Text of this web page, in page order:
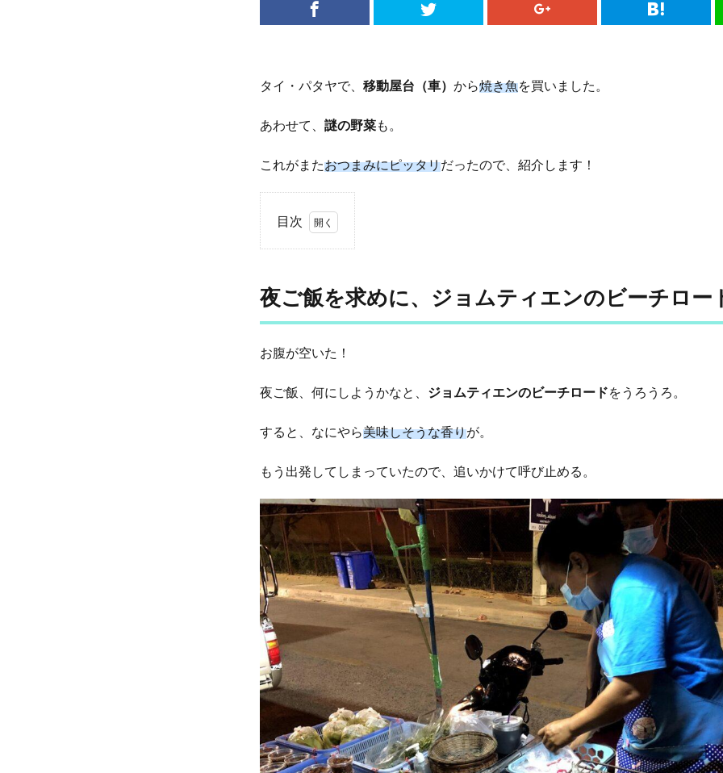
タイ・パタヤで、 移動屋台（車） から焼き魚を買いました。
あわせて、 謎の野菜も。
これがまたおつまみにピッタリだったので、紹介します！
目次
求め
ムテ
ィエ
ビー
ード
く
で
っ
か
い
焼
き
3
野
菜
が
な
る
夜ご飯を求めに、ジョムティエンのビーチロー
お腹が空いた！
夜ご飯、何にしようかなと、 ジョムティエンのビーチロードをうろうろ。
すると、なにやら美味しそうな香りが。
もう出発してしまっていたので、追いかけて呼び止める。